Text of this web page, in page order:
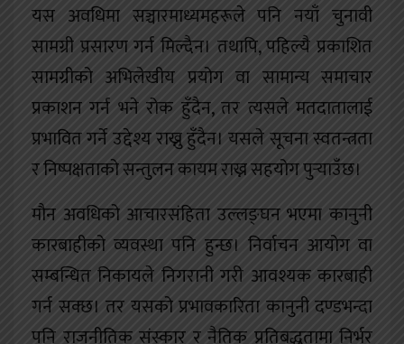
यस अवधिमा सञ्चारमाध्यमहरूले पनि नयाँ चुनावी
सामग्री प्रसारण गर्न मिल्दैन। तथापि, पहिल्यै प्रकाशित
सामग्रीको अभिलेखीय प्रयोग वा सामान्य समाचार
प्रकाशन गर्न भने रोक हुँदैन, तर त्यसले मतदातालाई
प्रभावित गर्ने उद्देश्य राख्नु हुँदैन। यसले सूचना स्वतन्त्रता
र निष्पक्षताको सन्तुलन कायम राख्न सहयोग पुर्‍याउँछ।
मौन अवधिको आचारसंहिता उल्लङ्घन भएमा कानुनी
कारबाहीको व्यवस्था पनि हुन्छ। निर्वाचन आयोग वा
सम्बन्धित निकायले निगरानी गरी आवश्यक कारबाही
गर्न सक्छ। तर यसको प्रभावकारिता कानुनी दण्डभन्दा